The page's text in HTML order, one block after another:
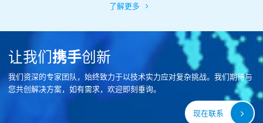
了解更多
让我们携手创新
我们资深的专家团队，始终致力于以技术实力应对复杂挑战。我们期待与
您共创解决方案，如有需求，欢迎即刻垂询。
现在联系